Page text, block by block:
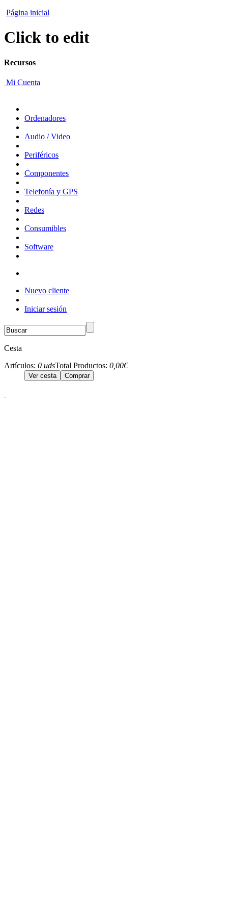
Página inicial
Click to edit
Recursos
Mi Cuenta
Ordenadores
Audio / Video
Periféricos
Componentes
Telefonía y GPS
Redes
Consumibles
Software
Nuevo cliente
Iniciar sesión
Cesta
Artículos: 0 udsTotal Productos: 0,00€